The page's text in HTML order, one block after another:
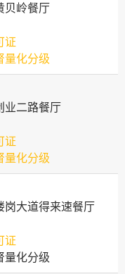
贝岭餐厅
证
量化分级
业二路餐厅
证
量化分级
岗大道得来速餐厅
证
量化分级